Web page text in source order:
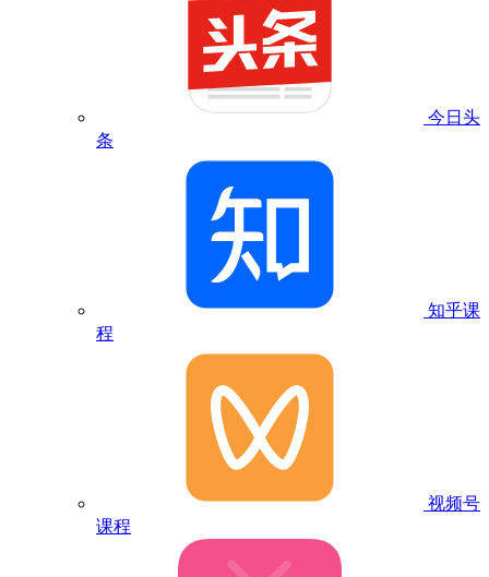
今日头
条
知乎课
程
视频号
课程